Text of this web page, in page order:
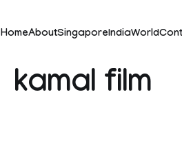
HomeAboutSingaporeIndiaWorld
kamal film